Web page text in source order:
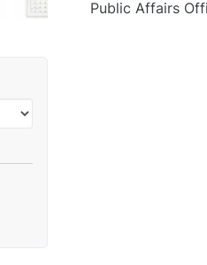
Public Affairs